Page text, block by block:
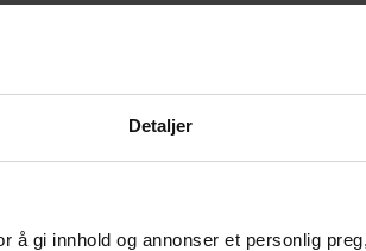
Detaljer
å gi innhold og annonser et personlig